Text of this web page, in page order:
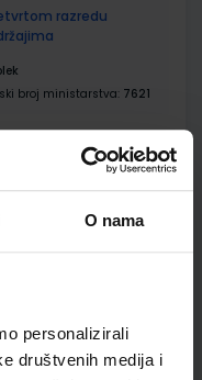
O nama
personalizirali
društvenih medija i
razredu
broj ministarstva: 7621
€
četvrti razred